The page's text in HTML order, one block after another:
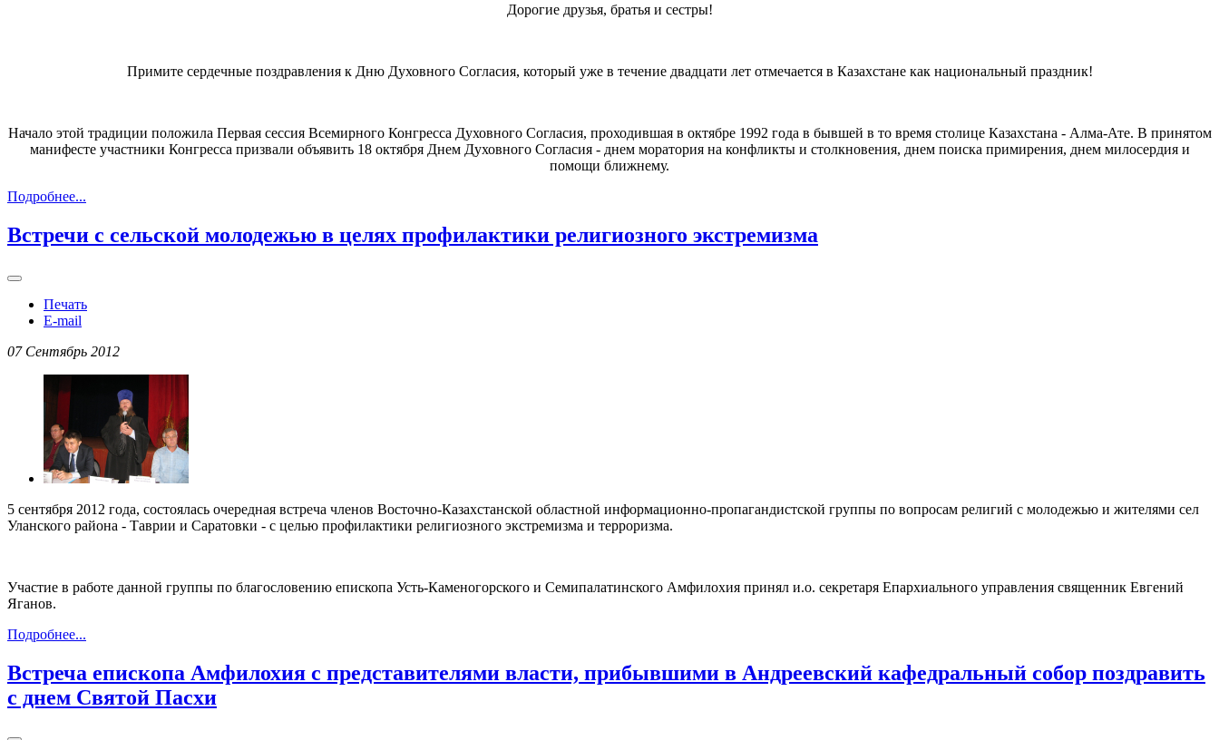
Дорогие друзья, братья и сестры!
Примите сердечные поздравления к Дню Духовного Согласия, который уже в течение двадцати лет отмечается в Казахстане как национальный праздник!
Начало этой традиции положила Первая сессия Всемирного Конгресса Духовного Согласия, проходившая в октябре 1992 года в бывшей в то время столице Казахстана - Алма-Ате. В принятом
манифесте участники Конгресса призвали объявить 18 октября Днем Духовного Согласия - днем моратория на конфликты и столкновения, днем поиска примирения, днем милосердия и
помощи ближнему.
Подробнее...
Встречи с сельской молодежью в целях профилактики религиозного экстремизма
Печать
E-mail
07 Сентябрь 2012
5 сентября 2012 года, состоялась очередная встреча членов Восточно-Казахстанской областной информационно-пропагандистской группы по вопросам религий с молодежью и жителями сел
Уланского района - Таврии и Саратовки - с целью профилактики религиозного экстремизма и терроризма.
Участие в работе данной группы по благословению епископа Усть-Каменогорского и Семипалатинского Амфилохия принял и.о. секретаря Епархиального управления священник Евгений
Яганов.
Подробнее...
Встреча епископа Амфилохия с представителями власти, прибывшими в Андреевский кафедральный собор поздравить
с днем Святой Пасхи